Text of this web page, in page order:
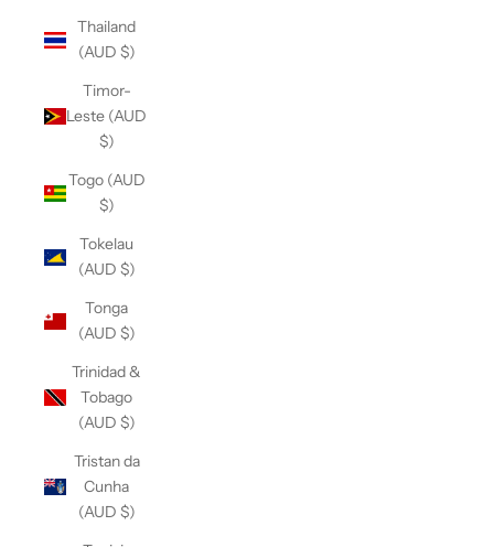
Thailand
(AUD $)
Timor-
Leste (AUD
$)
Togo (AUD
$)
Tokelau
(AUD $)
Tonga
(AUD $)
Trinidad &
Tobago
(AUD $)
Tristan da
Cunha
(AUD $)